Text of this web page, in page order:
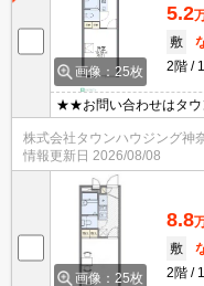
画像：25枚
5.2
敷
2階
★★お問い合わせはタ
株式会社タウンハウジング神
情報更新日 2026/08/08
画像：25枚
8.8
敷
2階